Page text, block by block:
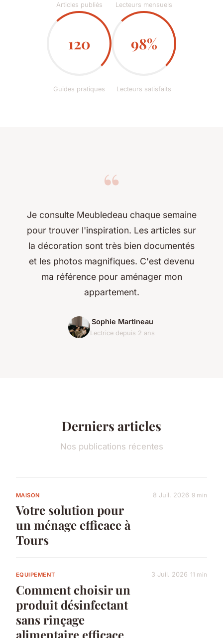
Articles publiés Lecteurs mensuels
120
Guides pratiques
98%
Lecteurs satisfaits
“
Je consulte Meubledeau chaque semaine
pour trouver l'inspiration. Les articles sur
la décoration sont très bien documentés
et les photos magnifiques. C'est devenu
ma référence pour aménager mon
appartement.
Sophie Martineau
Lectrice depuis 2 ans
Derniers articles
Nos publications récentes
MAISON
Votre solution pour
un ménage efficace à
Tours
8 Juil. 2026 9 min
EQUIPEMENT
Comment choisir un
produit désinfectant
sans rinçage
alimentaire efficace
3 Juil. 2026 11 min